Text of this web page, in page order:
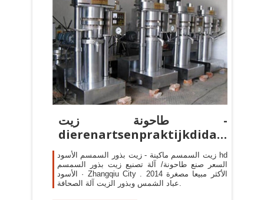
طاحونة زيت -
dierenartsenpraktijkdida
m.nl
زيت السمسم ماكينة - زيت بذور السمسم الأسود hd
السعر صنع طاحونة/ آلة تصنيع زيت بذور السمسم
الأسود · Zhangqiu City . الأكثر مبيعا مصغرة 2014
عباد الشمس وبذور الزيت آلة الصحافة.